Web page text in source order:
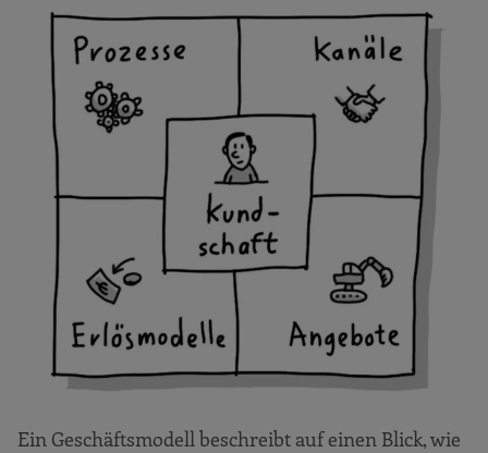
Ein Geschäftsmodell beschreibt auf einen Blick, wie